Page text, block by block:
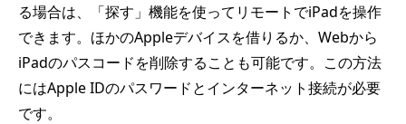
る場合は、「探す」機能を使ってリモートでiPadを操作
できます。ほかのAppleデバイスを借りるか、Webから
iPadのパスコードを削除することも可能です。この方法
にはApple IDのパスワードとインターネット接続が必要
です。